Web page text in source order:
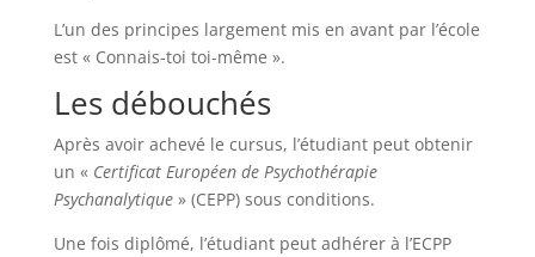
L’un des principes largement mis en avant par l’école
est « Connais-toi toi-même ».
Les débouchés
Après avoir achevé le cursus, l’étudiant peut obtenir
un « Certificat Européen de Psychothérapie
Psychanalytique» (CEPP) sous conditions.
Une fois diplômé, l’étudiant peut adhérer à l’ECPP